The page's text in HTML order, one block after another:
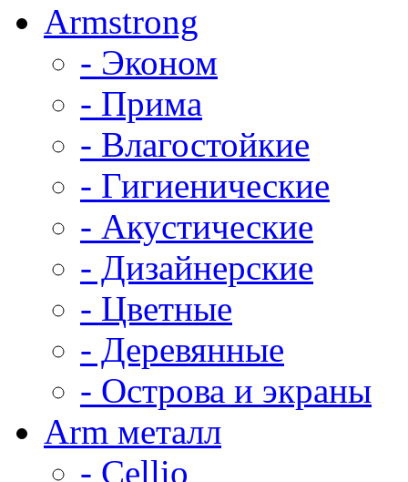
Armstrong
- Эконом
- Прима
- Влагостойкие
- Гигиенические
- Акустические
- Дизайнерские
- Цветные
- Деревянные
- Острова и экраны
Arm металл
- Cellio